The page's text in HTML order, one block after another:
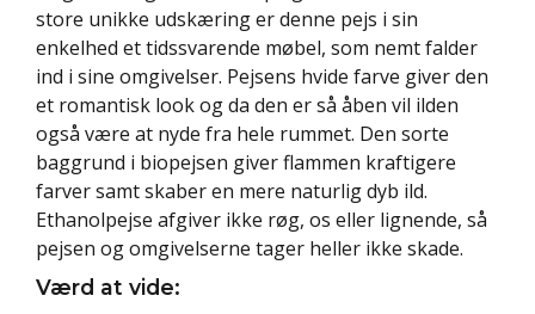
store unikke udskæring er denne pejs i sin
enkelhed et tidssvarende møbel, som nemt falder
ind i sine omgivelser. Pejsens hvide farve giver den
et romantisk look og da den er så åben vil ilden
også være at nyde fra hele rummet. Den sorte
baggrund i biopejsen giver flammen kraftigere
farver samt skaber en mere naturlig dyb ild.
Ethanolpejse afgiver ikke røg, os eller lignende, så
pejsen og omgivelserne tager heller ikke skade.
Værd at vide: